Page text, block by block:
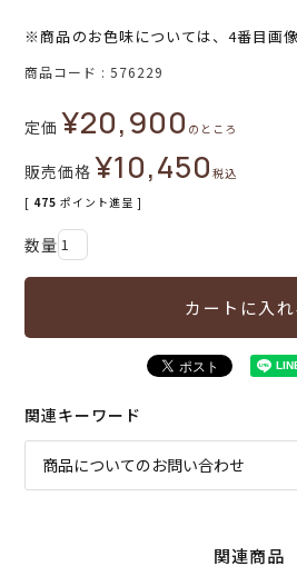
※商品のお色味については、4番目画
商品コード 576229
定価 ¥20,900 のところ
販売価格 ¥10,450税込
[ 475 ポイント進呈 ]
カートに入れ
関連キーワード
商品についてのお問い合わせ
関連商品